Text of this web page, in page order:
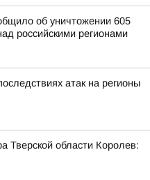
об уничтожении 605
российскими регионами
атак на регионы
Тверской области Королев: